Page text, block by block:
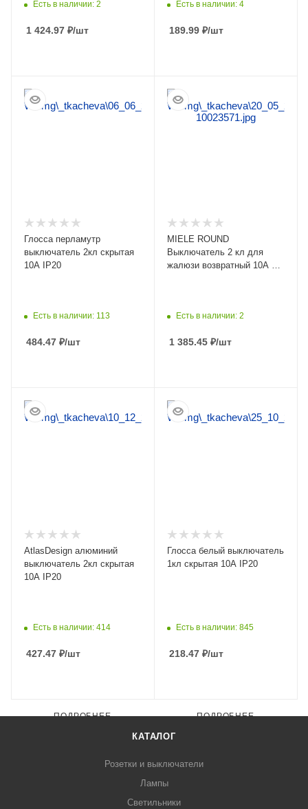
Есть в наличии: 2
1 424.97 ₽/шт
Есть в наличии: 4
189.99 ₽/шт
Глосса перламутр
выключатель 2кл скрытая
10А IP20
Есть в наличии: 113
484.47 ₽/шт
MIELE ROUND
Выключатель 2 кл для
жалюзи возвратный 10А с/у
Есть в наличии: 2
1 385.45 ₽/шт
AtlasDesign алюминий
выключатель 2кл скрытая
10А IP20
Есть в наличии: 414
427.47 ₽/шт
ПОДРОБНЕЕ
Глосса белый выключатель
1кл скрытая 10А IP20
Есть в наличии: 845
218.47 ₽/шт
ПОДРОБНЕЕ
КАТАЛОГ
Розетки и выключатели
Лампы
Светильники